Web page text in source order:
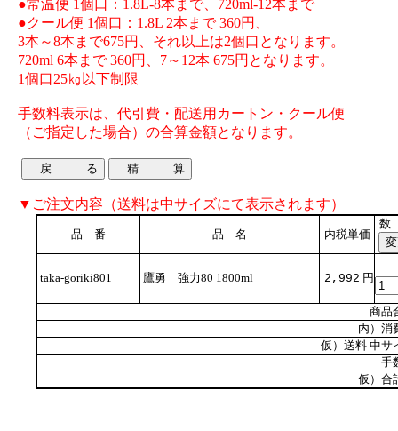
●常温便 1個口：1.8L-8本まで、720ml-12本まで
●クール便 1個口：1.8L 2本まで 360円、
3本～8本まで675円、それ以上は2個口となります。
720ml 6本まで 360円、7～12本 675円となります。
1個口25㎏以下制限
手数料表示は、代引費・配送用カートン・クール便
（ご指定した場合）の合算金額となります。
▼ご注文内容（送料は中サイズにて表示されます）
品 番 品 名 内税単価
数
taka-goriki801 鷹勇 強力80 1800ml 2,992 円
商品
内）消
仮）送料 中サ
手
仮）合